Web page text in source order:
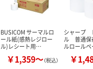
BUSICOM サーマルロ
ール紙(感熱レジロー
ル)レシート用…
￥1,359～（税込）
シャープ
ル 普通
ルロール
￥